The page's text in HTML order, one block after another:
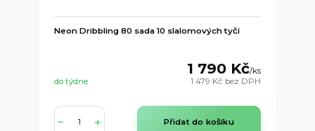
Neon Dribbling 80 sada 10 slalomových tyčí
1 790 Kč/ks
1 479 Kč bez DPH
do týdne
Přidat do košíku